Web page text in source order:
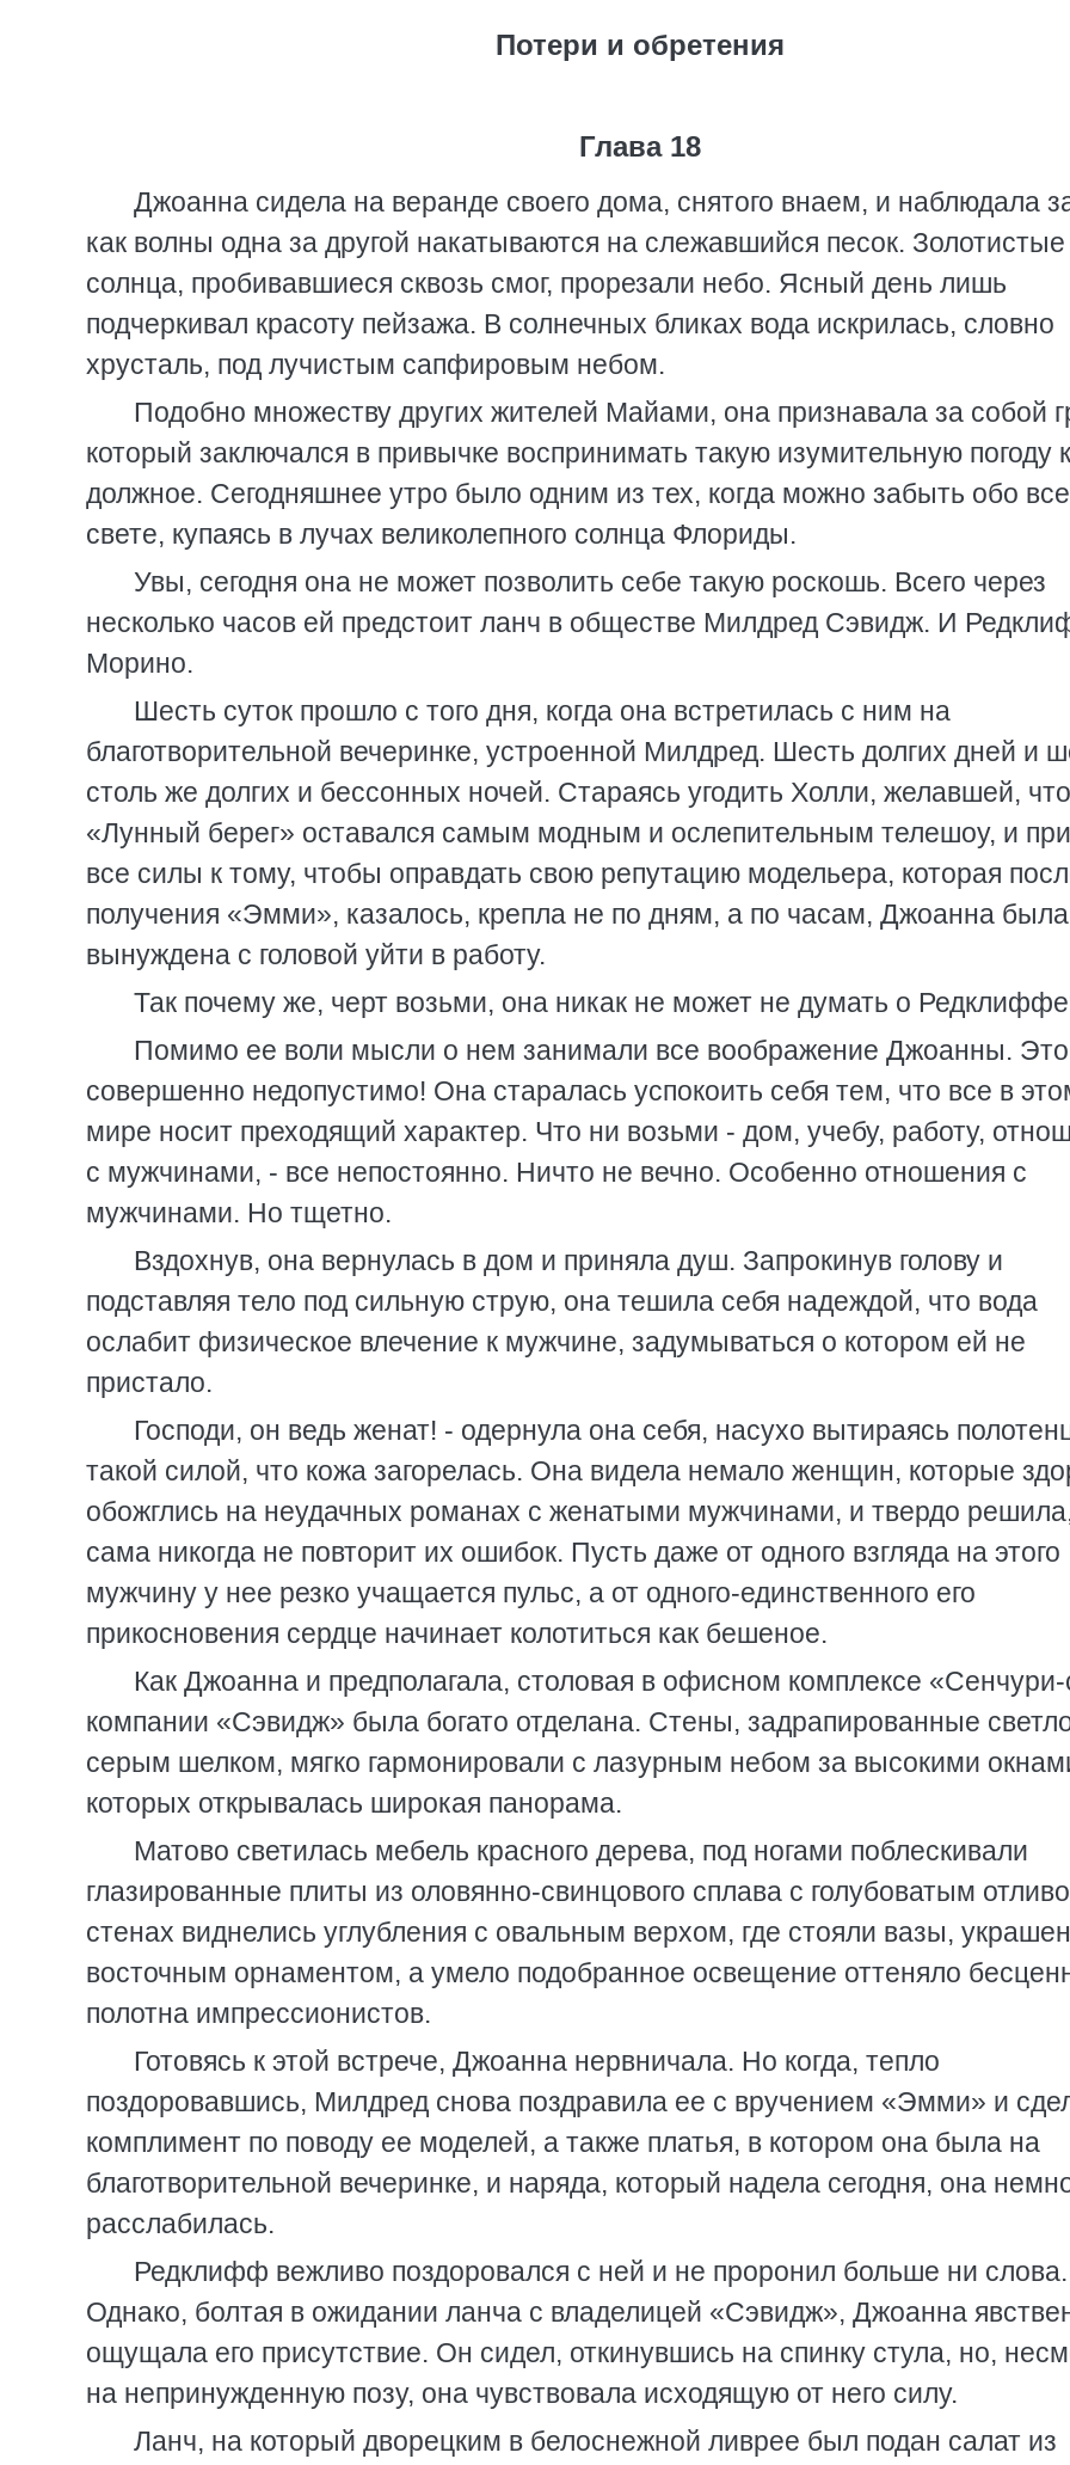
Потери и обретения
Глава 18
Джоанна сидела на веранде своего дома, снятого внаем, и наблюдала
как волны одна за другой накатываются на слежавшийся песок.
солнца, пробивавшиеся сквозь смог, прорезали небо. Ясный день лишь
подчеркивал красоту пейзажа. В солнечных бликах вода искрилась, словно
хрусталь, под лучистым сапфировым небом.
Подобно множеству других жителей Майами, она признавала за собой
который заключался в привычке воспринимать такую изумительную погоду
должное. Сегодняшнее утро было одним из тех, когда можно забыть обо
свете, купаясь в лучах великолепного солнца Флориды.
Увы, сегодня она не может позволить себе такую роскошь. Всего через
несколько часов ей предстоит ланч в обществе Милдред Сэвидж. И
Морино.
Шесть суток прошло с того дня, когда она встретилась с ним на
благотворительной вечеринке, устроенной Милдред. Шесть долгих дней и
столь же долгих и бессонных ночей. Стараясь угодить Холли, желавшей,
«Лунный берег» оставался самым модным и ослепительным телешоу, и
все силы к тому, чтобы оправдать свою репутацию модельера, которая
получения «Эмми», казалось, крепла не по дням, а по часам, Джоанна была
вынуждена с головой уйти в работу.
Так почему же, черт возьми, она никак не может не думать о
Помимо ее воли мысли о нем занимали все воображение Джоанны. Это
совершенно недопустимо! Она старалась успокоить себя тем, что все в
мире носит преходящий характер. Что ни возьми - дом, учебу, работу,
с мужчинами, - все непостоянно. Ничто не вечно. Особенно отношения с
мужчинами. Но тщетно.
Вздохнув, она вернулась в дом и приняла душ. Запрокинув голову и
подставляя тело под сильную струю, она тешила себя надеждой, что вода
ослабит физическое влечение к мужчине, задумываться о котором ей не
пристало.
Господи, он ведь женат! - одернула она себя, насухо вытираясь
такой силой, что кожа загорелась. Она видела немало женщин, которые
обожглись на неудачных романах с женатыми мужчинами, и твердо
сама никогда не повторит их ошибок. Пусть даже от одного взгляда на этого
мужчину у нее резко учащается пульс, а от одного-единственного его
прикосновения сердце начинает колотиться как бешеное.
Как Джоанна и предполагала, столовая в офисном комплексе «Сенчури-
компании «Сэвидж» была богато отделана. Стены, задрапированные
серым шелком, мягко гармонировали с лазурным небом за высокими
которых открывалась широкая панорама.
Матово светилась мебель красного дерева, под ногами поблескивали
глазированные плиты из оловянно-свинцового сплава с голубоватым
стенах виднелись углубления с овальным верхом, где стояли вазы,
восточным орнаментом, а умело подобранное освещение оттеняло
полотна импрессионистов.
Готовясь к этой встрече, Джоанна нервничала. Но когда, тепло
поздоровавшись, Милдред снова поздравила ее с вручением «Эмми» и
комплимент по поводу ее моделей, а также платья, в котором она была на
благотворительной вечеринке, и наряда, который надела сегодня, она
расслабилась.
Редклифф вежливо поздоровался с ней и не проронил больше ни слова.
Однако, болтая в ожидании ланча с владелицей «Сэвидж», Джоанна
ощущала его присутствие. Он сидел, откинувшись на спинку стула, но,
на непринужденную позу, она чувствовала исходящую от него силу.
Ланч, на который дворецким в белоснежной ливрее был подан салат из